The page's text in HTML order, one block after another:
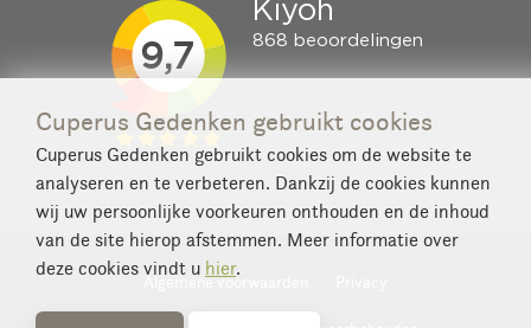
Algemene voorwaarden
Cuperus Gedenken gebruikt cookies
Cuperus Gedenken gebruikt cookies om de website te
analyseren en te verbeteren. Dankzij de cookies kunnen
wij uw persoonlijke voorkeuren onthouden en de inhoud
van de site hierop afstemmen. Meer informatie over
deze cookies vindt u hier.